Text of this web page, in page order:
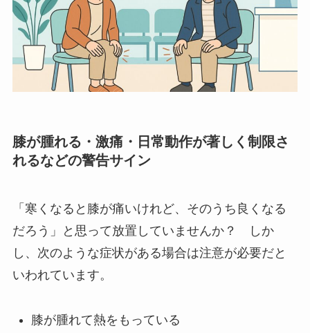
膝が腫れる・激痛・日常動作が著しく制限さ
れるなどの警告サイン
「寒くなると膝が痛いけれど、そのうち良くなる
だろう」と思って放置していませんか？ しか
し、次のような症状がある場合は注意が必要だと
いわれています。
膝が腫れて熱をもっている